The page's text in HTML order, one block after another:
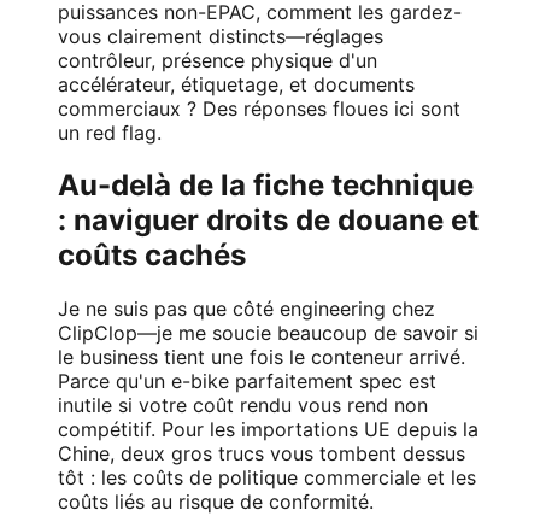
puissances non-EPAC, comment les gardez-
vous clairement distincts—réglages
contrôleur, présence physique d'un
accélérateur, étiquetage, et documents
commerciaux ? Des réponses floues ici sont
un red flag.
Au-delà de la fiche technique
: naviguer droits de douane et
coûts cachés
Je ne suis pas que côté engineering chez
ClipClop—je me soucie beaucoup de savoir si
le business tient une fois le conteneur arrivé.
Parce qu'un e-bike parfaitement spec est
inutile si votre coût rendu vous rend non
compétitif. Pour les importations UE depuis la
Chine, deux gros trucs vous tombent dessus
tôt : les coûts de politique commerciale et les
coûts liés au risque de conformité.